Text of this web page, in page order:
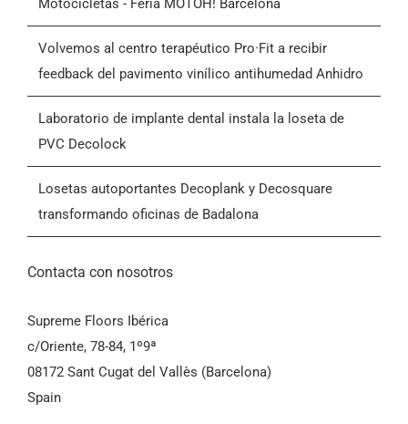
Contactar
Condiciones Generales de Venta (CGV)
Suelos Modulares Modulfix para Taller de
Motocicletas - Feria MOTOH! Barcelona
Volvemos al centro terapéutico Pro·Fit a recibir
feedback del pavimento vinílico antihumedad Anhidro
Laboratorio de implante dental instala la loseta de
PVC Decolock
Losetas autoportantes Decoplank y Decosquare
transformando oficinas de Badalona
Supreme Floors Ibérica
c/Oriente, 78-84, 1º9ª
08172 Sant Cugat del Vallès (Barcelona)